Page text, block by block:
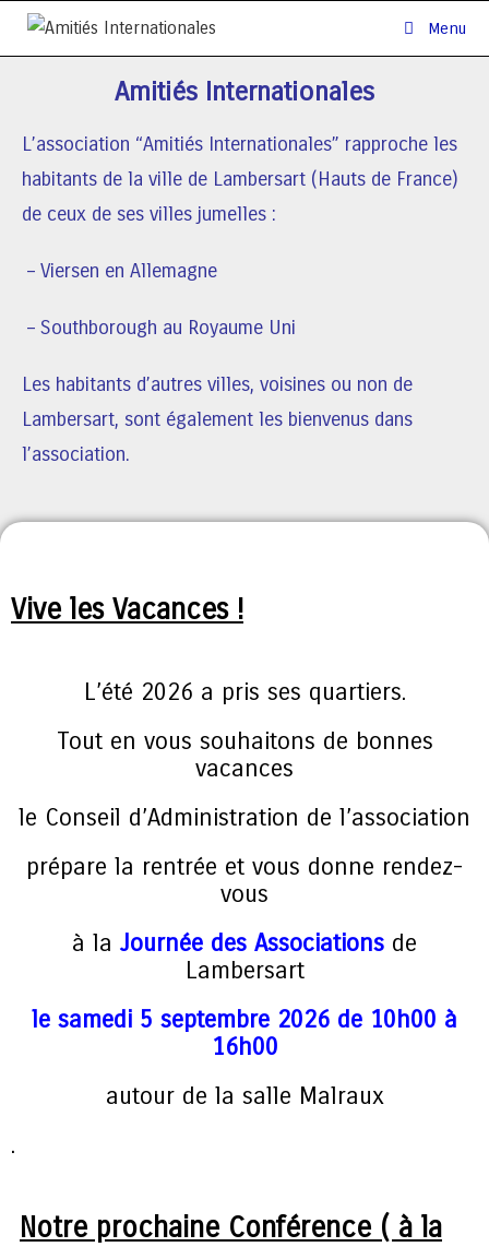
Menu
Amitiés Internationales
L’association “Amitiés Internationales” rapproche les
habitants de la ville de Lambersart (Hauts de France)
de ceux de ses villes jumelles :
– Viersen en Allemagne
– Southborough au Royaume Uni
Les habitants d’autres villes, voisines ou non de
Lambersart, sont également les bienvenus dans
l’association.
Vive les Vacances !
L’été 2026 a pris ses quartiers.
Tout en vous souhaitons de bonnes
vacances
le Conseil d’Administration de l’association
prépare la rentrée et vous donne rendez-
vous
à la Journée des Associations de
Lambersart
le samedi 5 septembre 2026 de 10h00 à
16h00
autour de la salle Malraux
.
Notre prochaine Conférence ( à la